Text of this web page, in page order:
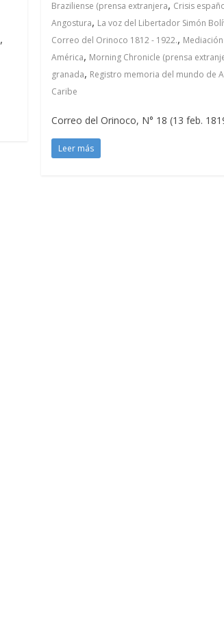
,
Braziliense (prensa extranjera, Crisis
Angostura, La voz del Libertador Simón
Correo del Orinoco 1812 - 1922.,
América, Morning Chronicle (prensa
granada, Registro memoria del mundo de
Caribe
Correo del Orinoco, N° 18 (13 feb.
Leer más